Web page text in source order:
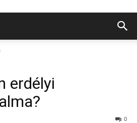
erdélyi
0